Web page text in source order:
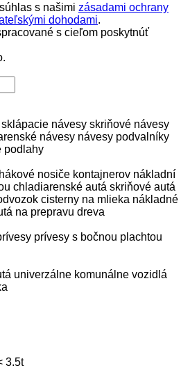
s našimi zásadami ochrany
dohodami.
s cieľom poskytnúť
sklápacie návesy skriňové návesy
návesy návesy podvalníky
podlahy
hákové nosiče kontajnerov nákladní
chladiarenské autá skriňové autá
cisterny na mlieka nákladné
na prepravu dreva
prívesy s bočnou plachtou
univerzálne komunálne vozidlá
3.5t